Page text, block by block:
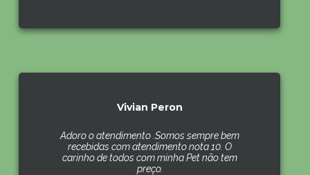
Vivian Peron
Adoro o atendimento .Somos sempre bem
recebidas com atendimento nota 10. O
carinho de todos com minha Pet não tem
preço.